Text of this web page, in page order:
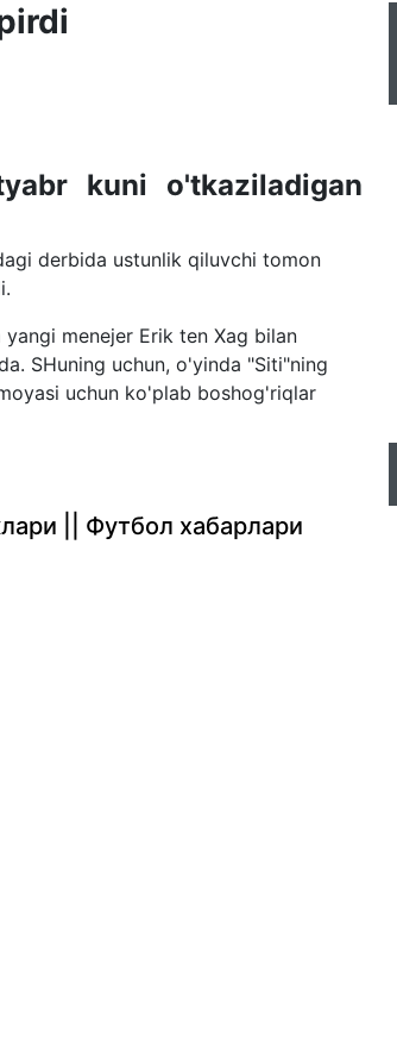
kuni o'tkaziladigan
derbida ustunlik qiluvchi tomon
menejer Erik ten Xag bilan
SHuning uchun, o'yinda "Siti"ning
uchun ko'plab boshog'riqlar
|| Футбол хабарлари